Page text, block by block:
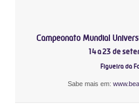
Campeonato Mundial
14 a 23 de
Figueira da
Sabe mais em: